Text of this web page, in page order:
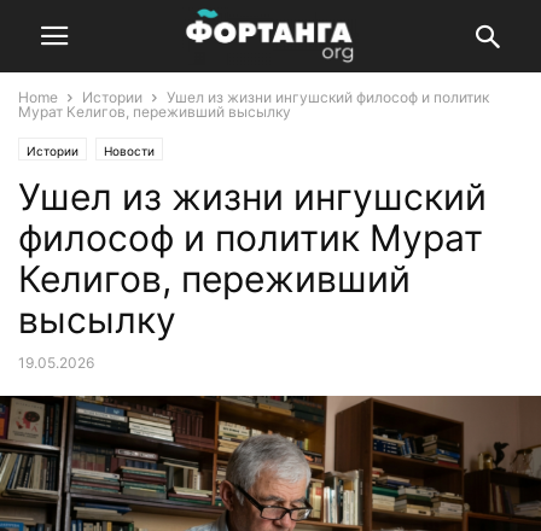
Home Истории
Ушел из жизни ингушский философ и политик
Мурат Келигов, переживший высылку
Истории Новости
Ушел из жизни ингушский
философ и политик Мурат
Келигов, переживший
высылку
19.05.2026